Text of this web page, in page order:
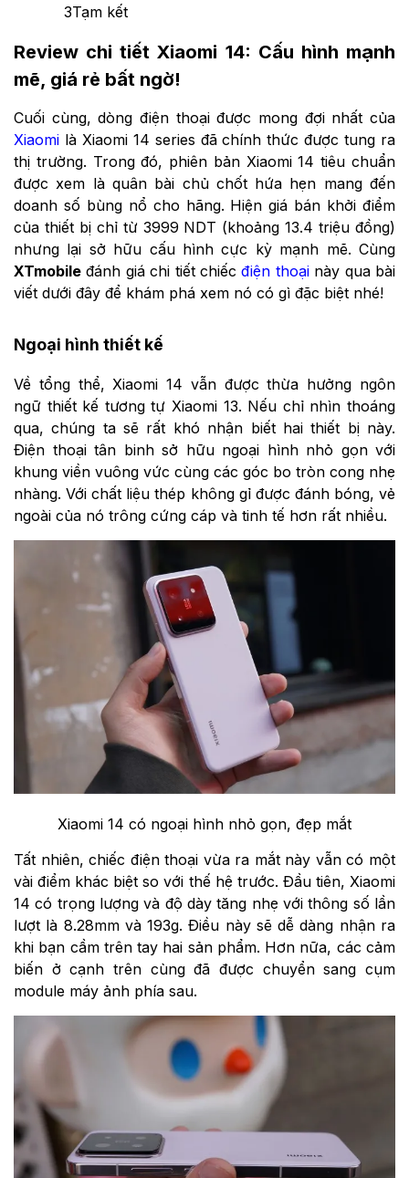
3Tạm kết
Review chi tiết Xiaomi 14: Cấu hình mạnh
mẽ, giá rẻ bất ngờ!
Cuối cùng, dòng điện thoại được mong đợi nhất của
Xiaomi là Xiaomi 14 series đã chính thức được tung ra
thị trường. Trong đó, phiên bản Xiaomi 14 tiêu chuẩn
được xem là quân bài chủ chốt hứa hẹn mang đến
doanh số bùng nổ cho hãng. Hiện giá bán khởi điểm
của thiết bị chỉ từ 3999 NDT (khoảng 13.4 triệu đồng)
nhưng lại sở hữu cấu hình cực kỳ mạnh mẽ. Cùng
XTmobile đánh giá chi tiết chiếcđiện thoạinày qua bài
viết dưới đây để khám phá xem nó có gì đặc biệt nhé!
Ngoại hình thiết kế
Về tổng thể, Xiaomi 14 vẫn được thừa hưởng ngôn
ngữ thiết kế tương tự Xiaomi 13. Nếu chỉ nhìn thoáng
qua, chúng ta sẽ rất khó nhận biết hai thiết bị này.
Điện thoại tân binh sở hữu ngoại hình nhỏ gọn với
khung viền vuông vức cùng các góc bo tròn cong nhẹ
nhàng. Với chất liệu thép không gỉ được đánh bóng, vẻ
ngoài của nó trông cứng cáp và tinh tế hơn rất nhiều.
Xiaomi 14 có ngoại hình nhỏ gọn, đẹp mắt
Tất nhiên, chiếc điện thoại vừa ra mắt này vẫn có một
vài điểm khác biệt so với thế hệ trước. Đầu tiên, Xiaomi
14 có trọng lượng và độ dày tăng nhẹ với thông số lần
lượt là 8.28mm và 193g. Điều này sẽ dễ dàng nhận ra
khi bạn cầm trên tay hai sản phẩm. Hơn nữa, các cảm
biến ở cạnh trên cùng đã được chuyển sang cụm
module máy ảnh phía sau.